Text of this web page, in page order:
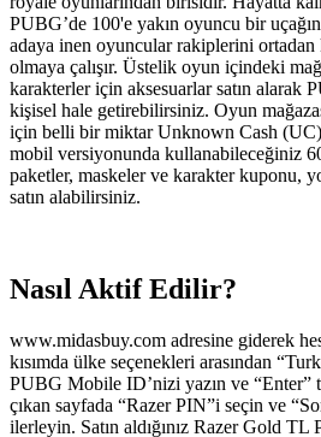
PUBG’de 100'e yakın oyuncu bir
adaya inen oyuncular rakiplerini ortadan
olmaya çalışır. Üstelik oyun içindeki
karakterler için aksesuarlar satın alarak
kişisel hale getirebilirsiniz. Oyun
için belli bir miktar Unknown Cash
mobil versiyonunda kullanabileceğiniz
paketler, maskeler ve karakter kuponu,
satın alabilirsiniz.
Nasıl Aktif Edilir?
www.midasbuy.com adresine giderek
kısımda ülke seçenekleri arasından
PUBG Mobile ID’nizi yazın ve “Enter”
çıkan sayfada “Razer PIN”i seçin ve
ilerleyin. Satın aldığınız Razer Gold